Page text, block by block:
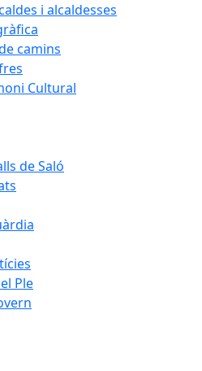
i alcaldesses
camins
Cultural
de Saló
Ple